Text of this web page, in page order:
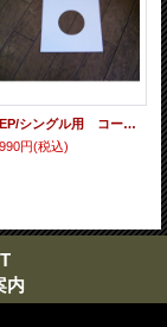
EP/シングル用 コート紙丸穴ジャケ 白 10 copies set / １０枚セット
990円(税込)
内